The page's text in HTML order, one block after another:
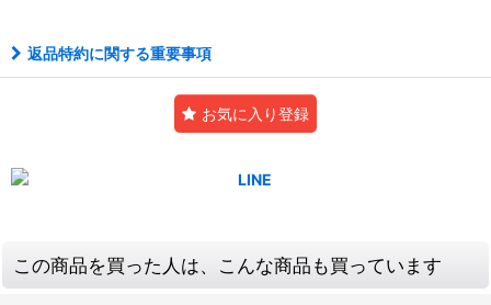
返品特約に関する重要事項
お気に入り登録
この商品を買った人は、こんな商品も買っています